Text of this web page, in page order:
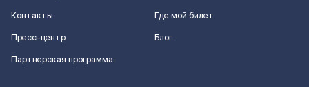
Контакты
Пресс-центр
Партнерская программа
Где мой билет
Блог